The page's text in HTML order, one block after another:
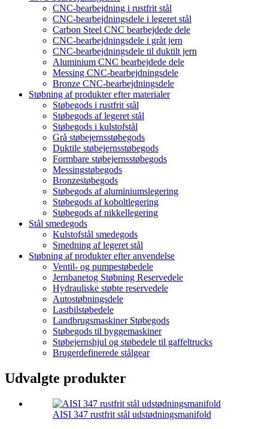
CNC-bearbejdning i rustfrit stål
CNC-bearbejdningsdele i legeret stål
Carbon Steel CNC bearbejdede dele
CNC-bearbejdningsdele i gråt jern
CNC-bearbejdningsdele til duktilt jern
Aluminium CNC bearbejdede dele
Messing CNC-bearbejdningsdele
Bronze CNC-bearbejdningsdele
Støbning af produkter efter materialer
Støbegods i rustfrit stål
Støbegods af legeret stål
Støbegods i kulstofstål
Grå støbejernsstøbegods
Duktile støbejernsstøbegods
Formbare støbejernsstøbegods
Messingstøbegods
Bronzestøbegods
Støbegods af aluminiumslegering
Støbegods af koboltlegering
Støbegods af nikkellegering
Stål smedegods
Kulstofstål smedegods
Smedning af legeret stål
Støbning af produkter efter anvendelse
Ventil- og pumpestøbedele
Jernbanetog Støbning Reservedele
Hydrauliske støbte reservedele
Autostøbningsdele
Lastbilstøbedele
Landbrugsmaskiner Støbegods
Støbegods til byggemaskiner
Støbejernshjul og støbedele til gaffeltrucks
Brugerdefinerede stålgear
Udvalgte produkter
AISI 347 rustfrit stål udstødningsmanifold